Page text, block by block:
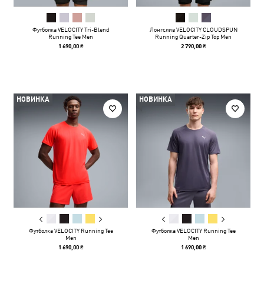
Футболка VELOCITY Tri-Blend
Running Tee Men
1 690,00 ₴
Лонгслив VELOCITY CLOUDSPUN
Running Quarter-Zip Top Men
2 790,00 ₴
НОВИНКА
Футболка VELOCITY Running Tee
Men
1 690,00 ₴
НОВИНКА
Футболка VELOCITY Running Tee
Men
1 690,00 ₴